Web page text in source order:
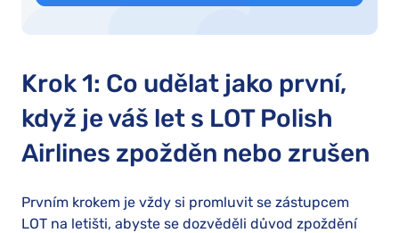
Krok 1: Co udělat jako první,
když je váš let s LOT Polish
Airlines zpožděn nebo zrušen
Prvním krokem je vždy si promluvit se zástupcem
LOT na letišti, abyste se dozvěděli důvod zpoždění